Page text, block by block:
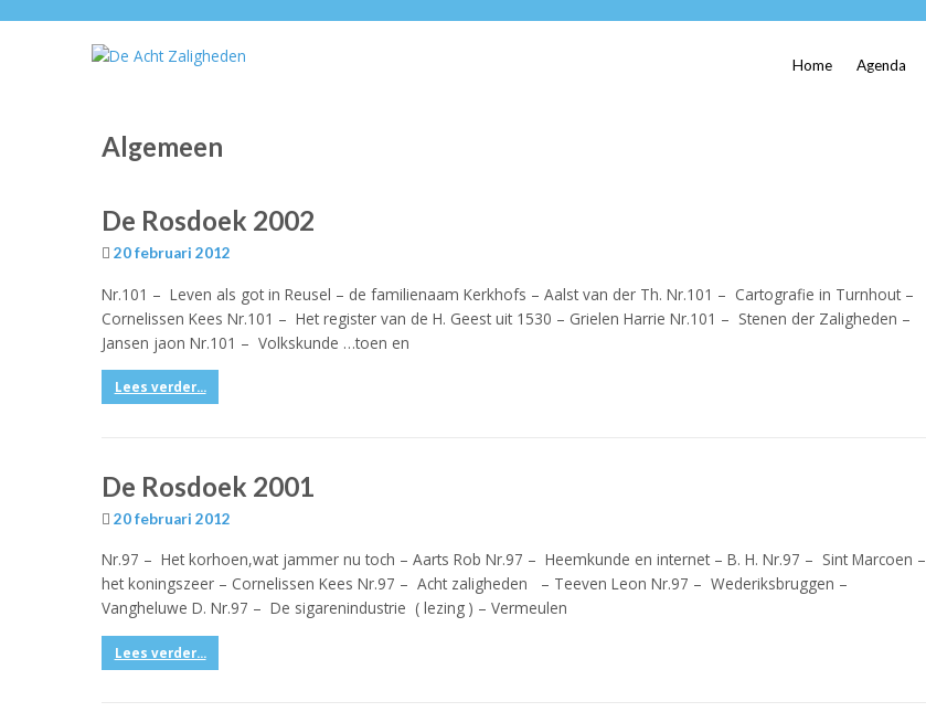
Home Agenda
Algemeen
De Rosdoek 2002
20 februari 2012
Nr.101 – Leven als got in Reusel – de familienaam Kerkhofs – Aalst van der Th. Nr.101 – Cartografie in Turnhout –
Cornelissen Kees Nr.101 – Het register van de H. Geest uit 1530 – Grielen Harrie Nr.101 – Stenen der Zaligheden –
Jansen jaon Nr.101 – Volkskunde …toen en
Lees verder...
De Rosdoek 2001
20 februari 2012
Nr.97 – Het korhoen,wat jammer nu toch – Aarts Rob Nr.97 – Heemkunde en internet – B. H. Nr.97 – Sint Marcoen –
het koningszeer – Cornelissen Kees Nr.97 – Acht zaligheden – Teeven Leon Nr.97 – Wederiksbruggen –
Vangheluwe D. Nr.97 – De sigarenindustrie ( lezing ) – Vermeulen
Lees verder...